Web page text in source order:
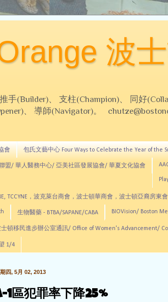
波
手(Builder)、 支柱(Champion)、 同好
、 導師(Navigator)。
會 包氏文藝中心 Four Ways to Celebrate the Year of the
盟/ 華人醫務中心/ 亞美社區發展協會/ 華夏文化協會
TCCYNE，波克萊台商會，波士頓華商會，波士頓亞裔房東會
生物醫藥 - BTBA/SAPANE/CABA BIOVision/ Boston
頓移民進步辦公室通訊/ Office of Women's Advancement/
1/4
四, 5月 02, 2013
1區犯罪率下降25%